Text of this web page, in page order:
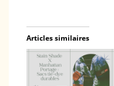
Articles similaires